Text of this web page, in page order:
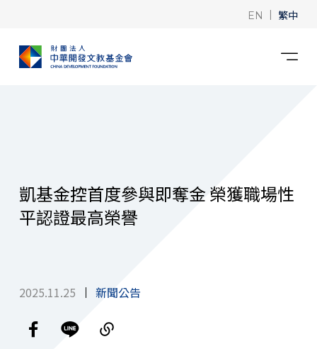
EN | 繁中
凱基金控首度參與即奪金 榮獲職場性
平認證最高榮譽
2025.11.25 新聞公告